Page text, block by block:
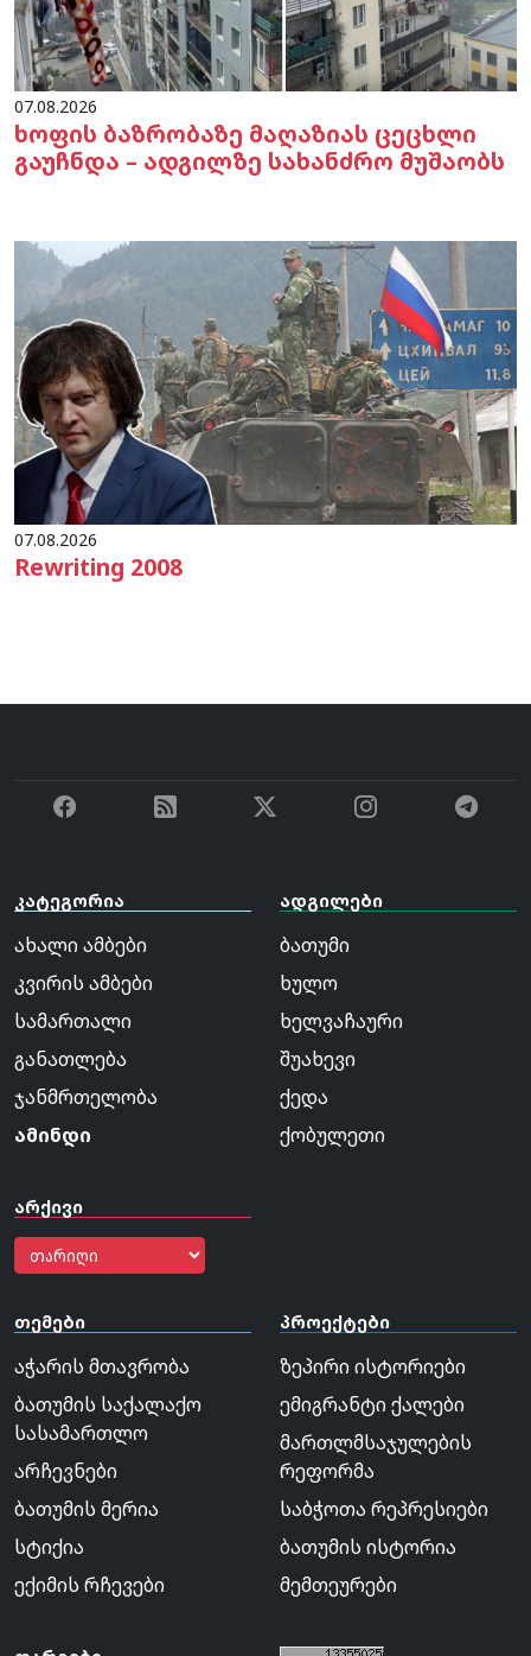
07.08.2026
ხოფის ბაზრობაზე მაღაზიას ცეცხლი
გაუჩნდა – ადგილზე სახანძრო მუშაობს
07.08.2026
Rewriting 2008
კატეგორია
ახალი ამბები
კვირის ამბები
სამართალი
განათლება
ჯანმრთელობა
ამინდი
არქივი
ადგილები
ბათუმი
ხულო
ხელვაჩაური
შუახევი
ქედა
ქობულეთი
თემები
აჭარის მთავრობა
ბათუმის საქალაქო
სასამართლო
არჩევნები
ბათუმის მერია
სტიქია
ექიმის რჩევები
პროექტები
ზეპირი ისტორიები
ემიგრანტი ქალები
მართლმსაჯულების
რეფორმა
საბჭოთა რეპრესიები
ბათუმის ისტორია
მემთეურები